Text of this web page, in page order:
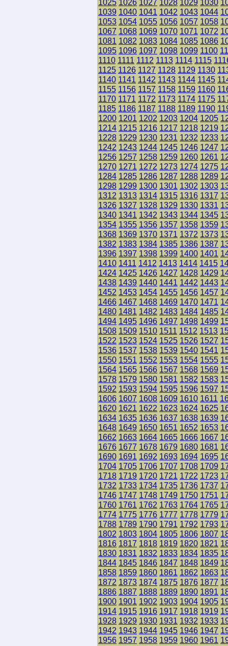
1025 1026 1027 1028 1029 1030
1039 1040 1041 1042 1043 1044
1053 1054 1055 1056 1057 1058
1067 1068 1069 1070 1071 1072
1081 1082 1083 1084 1085 1086
1095 1096 1097 1098 1099 1100
1110 1111 1112 1113 1114 1115
1125 1126 1127 1128 1129 1130
1140 1141 1142 1143 1144 1145
1155 1156 1157 1158 1159 1160
1170 1171 1172 1173 1174 1175
1185 1186 1187 1188 1189 1190
1200 1201 1202 1203 1204 1205
1214 1215 1216 1217 1218 1219
1228 1229 1230 1231 1232 1233
1242 1243 1244 1245 1246 1247
1256 1257 1258 1259 1260 1261
1270 1271 1272 1273 1274 1275
1284 1285 1286 1287 1288 1289
1298 1299 1300 1301 1302 1303
1312 1313 1314 1315 1316 1317
1326 1327 1328 1329 1330 1331
1340 1341 1342 1343 1344 1345
1354 1355 1356 1357 1358 1359
1368 1369 1370 1371 1372 1373
1382 1383 1384 1385 1386 1387
1396 1397 1398 1399 1400 1401
1410 1411 1412 1413 1414 1415
1424 1425 1426 1427 1428 1429
1438 1439 1440 1441 1442 1443
1452 1453 1454 1455 1456 1457
1466 1467 1468 1469 1470 1471
1480 1481 1482 1483 1484 1485
1494 1495 1496 1497 1498 1499
1508 1509 1510 1511 1512 1513
1522 1523 1524 1525 1526 1527
1536 1537 1538 1539 1540 1541
1550 1551 1552 1553 1554 1555
1564 1565 1566 1567 1568 1569
1578 1579 1580 1581 1582 1583
1592 1593 1594 1595 1596 1597
1606 1607 1608 1609 1610 1611
1620 1621 1622 1623 1624 1625
1634 1635 1636 1637 1638 1639
1648 1649 1650 1651 1652 1653
1662 1663 1664 1665 1666 1667
1676 1677 1678 1679 1680 1681
1690 1691 1692 1693 1694 1695
1704 1705 1706 1707 1708 1709
1718 1719 1720 1721 1722 1723
1732 1733 1734 1735 1736 1737
1746 1747 1748 1749 1750 1751
1760 1761 1762 1763 1764 1765
1774 1775 1776 1777 1778 1779
1788 1789 1790 1791 1792 1793
1802 1803 1804 1805 1806 1807
1816 1817 1818 1819 1820 1821
1830 1831 1832 1833 1834 1835
1844 1845 1846 1847 1848 1849
1858 1859 1860 1861 1862 1863
1872 1873 1874 1875 1876 1877
1886 1887 1888 1889 1890 1891
1900 1901 1902 1903 1904 1905
1914 1915 1916 1917 1918 1919
1928 1929 1930 1931 1932 1933
1942 1943 1944 1945 1946 1947
1956 1957 1958 1959 1960 1961